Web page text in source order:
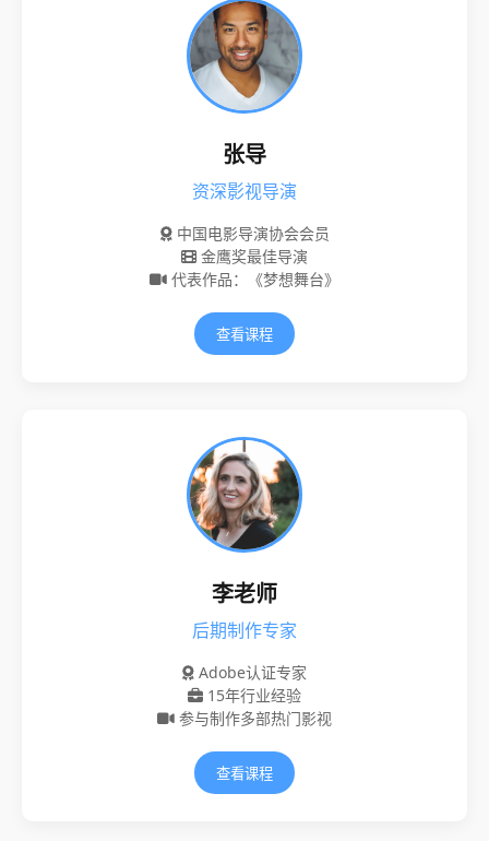
张导
资深影视导演
中国电影导演协会会员
金鹰奖最佳导演
代表作品：《梦想舞台》
查看课程
李老师
后期制作专家
Adobe认证专家
15年行业经验
参与制作多部热门影视
查看课程